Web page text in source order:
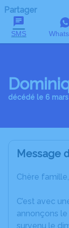
Partager
SMS
décédé le 6
Message
Chère
C’est avec
annonçons
survenu le